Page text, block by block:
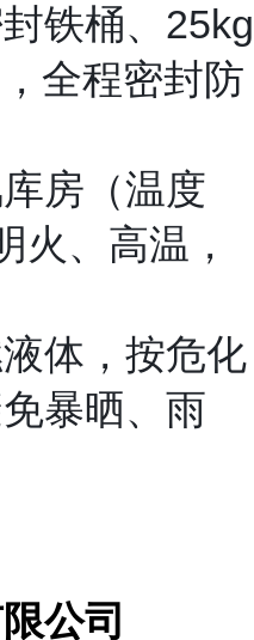
铁桶、25kg
全程密封防
房（温度
、高温，
体，按危化
暴晒、雨
公司